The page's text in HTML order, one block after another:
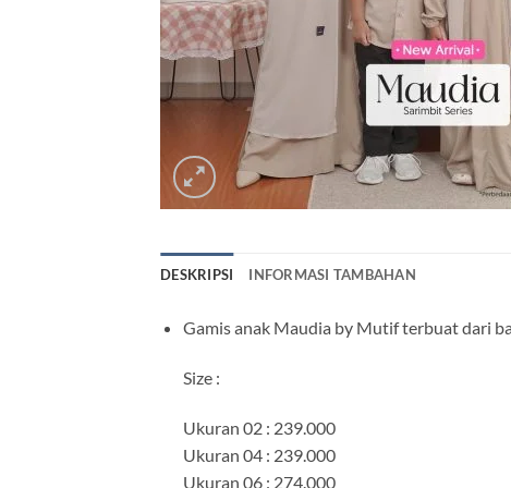
DESKRIPSI INFORMASI TAMBAHAN
Gamis anak Maudia by Mutif terbuat dari
Size :
Ukuran 02 : 239.000
Ukuran 04 : 239.000
Ukuran 06 : 274.000